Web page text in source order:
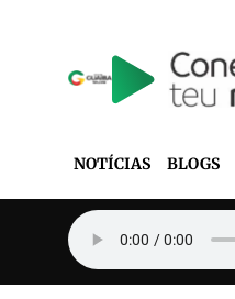
NOTÍCIAS BLOGS